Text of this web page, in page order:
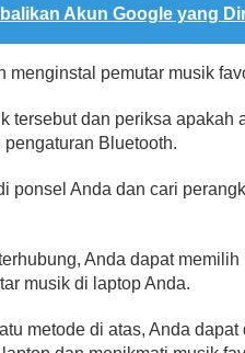
Akun Google yang
menginstal pemutar musik
tersebut dan periksa apakah
pengaturan Bluetooth.
ponsel Anda dan cari
Anda dapat
musik di laptop Anda.
metode di atas, Anda dapat